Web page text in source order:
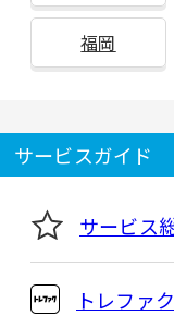
福岡
サービスガイド
サービス
トレファ